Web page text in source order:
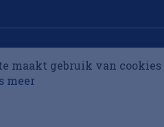
maakt gebruik van
meer